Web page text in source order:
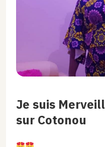
Je suis
sur Cotonou